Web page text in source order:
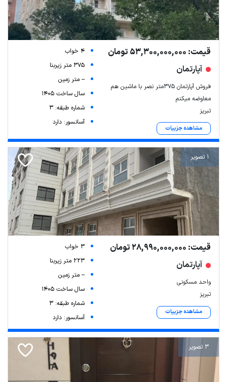
قیمت: 53,300,000,000 تومان
آپارتمان
فروش آپارتمان ۳۷۵متر نصر با ماشین هم
معاوضه میکنم
تبریز
مشاهده جزییات
4 خواب
375 متر زیربنا
-- متر زمین
سال ساخت 1405
شماره طبقه: 3
آسانسور: دارد
1 تصویر
قیمت: 28,990,000,000 تومان
آپارتمان
واحد مسکونی
تبریز
مشاهده جزییات
3 خواب
223 متر زیربنا
-- متر زمین
سال ساخت 1405
شماره طبقه: 3
آسانسور: دارد
3 تصویر